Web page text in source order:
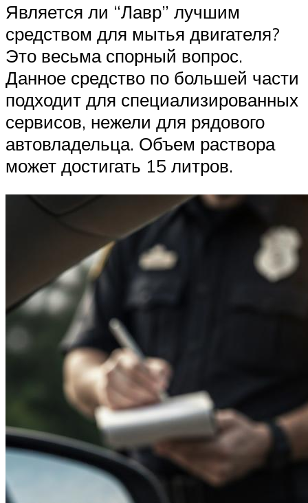
Является ли “Лавр” лучшим
средством для мытья двигателя?
Это весьма спорный вопрос.
Данное средство по большей части
подходит для специализированных
сервисов, нежели для рядового
автовладельца. Объем раствора
может достигать 15 литров.